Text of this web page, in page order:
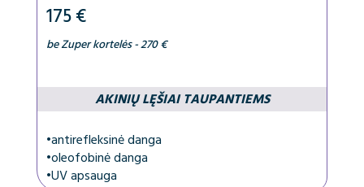
175 €
be Zuper kortelės - 270 €
AKINIŲ LĘŠIAI TAUPANTIEMS
•antirefleksinė danga
•oleofobinė danga
•UV apsauga